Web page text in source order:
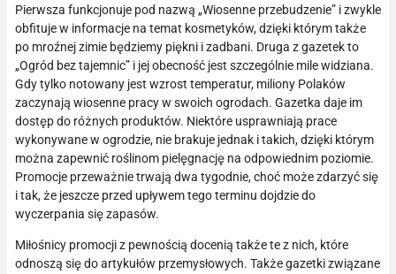
Pierwsza funkcjonuje pod nazwą „Wiosenne przebudzenie” i zwykle
obfituje w informacje na temat kosmetyków, dzięki którym także
po mroźnej zimie będziemy piękni i zadbani. Druga z gazetek to
„Ogród bez tajemnic” i jej obecność jest szczególnie mile widziana.
Gdy tylko notowany jest wzrost temperatur, miliony Polaków
zaczynają wiosenne pracy w swoich ogrodach. Gazetka daje im
dostęp do różnych produktów. Niektóre usprawniają prace
wykonywane w ogrodzie, nie brakuje jednak i takich, dzięki którym
można zapewnić roślinom pielęgnację na odpowiednim poziomie.
Promocje przeważnie trwają dwa tygodnie, choć może zdarzyć się
i tak, że jeszcze przed upływem tego terminu dojdzie do
wyczerpania się zapasów.
Miłośnicy promocji z pewnością docenią także te z nich, które
odnoszą się do artykułów przemysłowych. Także gazetki związane